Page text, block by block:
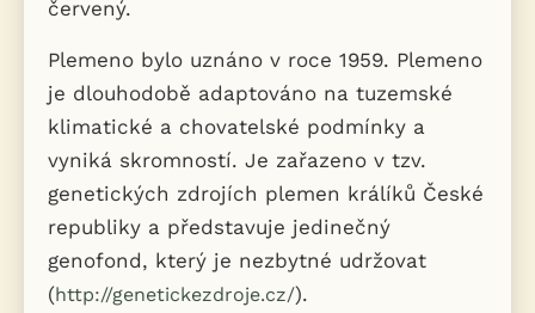
červený.
Plemeno bylo uznáno v roce 1959. Plemeno
je dlouhodobě adaptováno na tuzemské
klimatické a chovatelské podmínky a
vyniká skromností. Je zařazeno v tzv.
genetických zdrojích plemen králíků České
republiky a představuje jedinečný
genofond, který je nezbytné udržovat
(http://genetickezdroje.cz/).